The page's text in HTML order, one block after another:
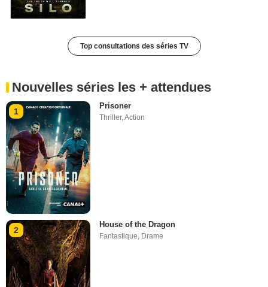
Top consultations des séries TV
Nouvelles séries les + attendues
1
Prisoner
Thriller,Action
2
House of the Dragon
Fantastique, Drame